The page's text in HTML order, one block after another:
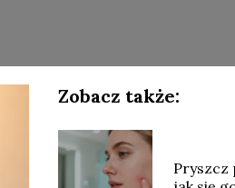
Zobacz także:
Pryszcz